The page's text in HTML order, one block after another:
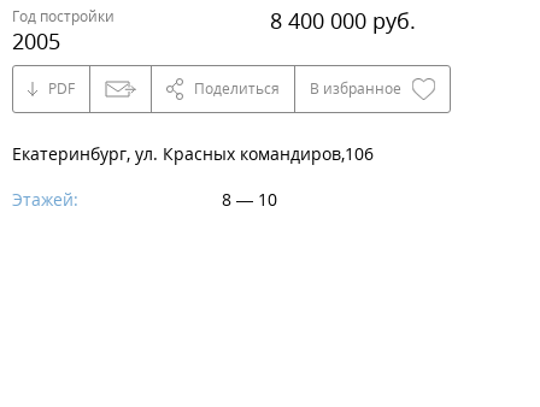
Год постройки
2005
8 400 000 руб.
PDF Поделиться В избранное
Екатеринбург, ул. Красных командиров,106
Этажей:
8 — 10